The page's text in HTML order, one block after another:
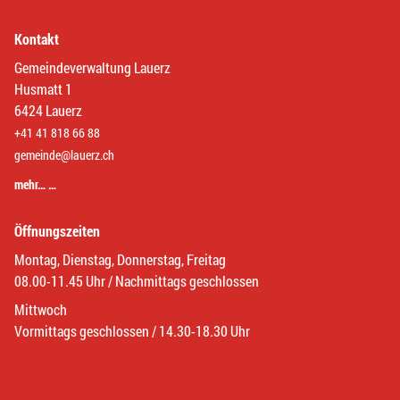
Kontakt
Gemeindeverwaltung Lauerz
Husmatt 1
6424 Lauerz
+41 41 818 66 88
gemeinde@lauerz.ch
mehr… …
Öffnungszeiten
Montag, Dienstag, Donnerstag, Freitag
08.00-11.45 Uhr / Nachmittags geschlossen
Mittwoch
Vormittags geschlossen / 14.30-18.30 Uhr